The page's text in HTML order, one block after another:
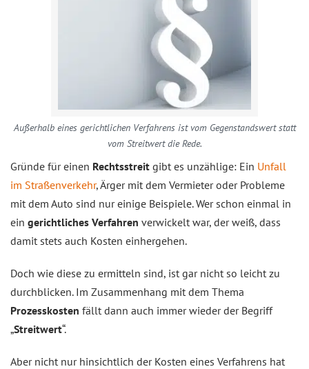
Außerhalb eines gerichtlichen Verfahrens ist vom Gegenstandswert statt
vom Streitwert die Rede.
Gründe für einen Rechtsstreit gibt es unzählige: Ein Unfall
im Straßenverkehr, Ärger mit dem Vermieter oder Probleme
mit dem Auto sind nur einige Beispiele. Wer schon einmal in
ein gerichtliches Verfahren verwickelt war, der weiß, dass
damit stets auch Kosten einhergehen.
Doch wie diese zu ermitteln sind, ist gar nicht so leicht zu
durchblicken. Im Zusammenhang mit dem Thema
Prozesskosten fällt dann auch immer wieder der Begriff
„Streitwert“.
Aber nicht nur hinsichtlich der Kosten eines Verfahrens hat